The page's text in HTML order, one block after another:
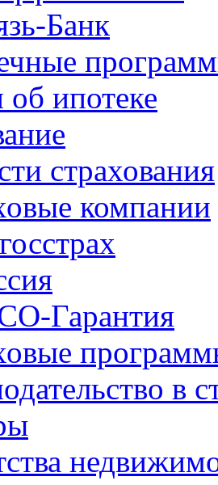
Банк
об ипотеке
страхования
компании
Гарантия
в